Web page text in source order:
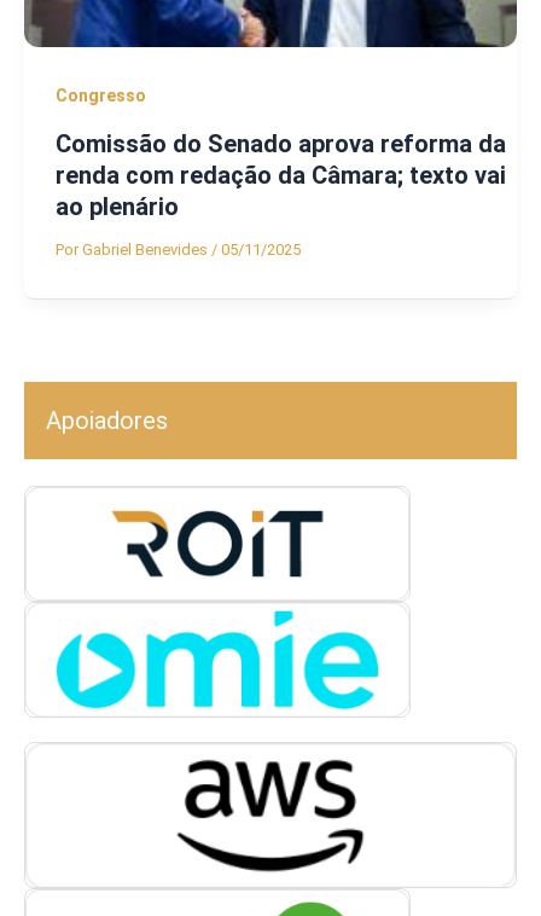
Congresso
Comissão do Senado aprova reforma da
renda com redação da Câmara; texto vai
ao plenário
PorGabriel Benevides / 05/11/2025
Apoiadores